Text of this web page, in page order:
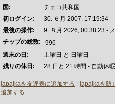
国:
チェコ共和国
初ログイン:
30. ６月 2007, 17:19:34
最後の操作:
9. ８月 2026, 00:38:23 -
チップの総数:
996
週末の日:
土曜日 と 日曜日
残りの休日:
28 日と 21 時間 - 自動休
japajkaを友達表に追加する
japajkaを防
追加する